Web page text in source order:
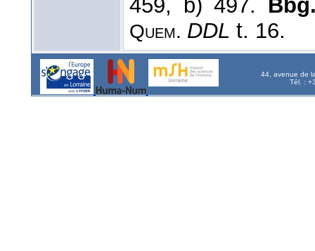
459, b) 497.
Quem. DDL t. 16.
44, avenue de
Tél. :